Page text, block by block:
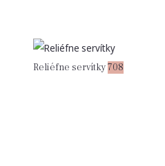
Reliéfne servítky708